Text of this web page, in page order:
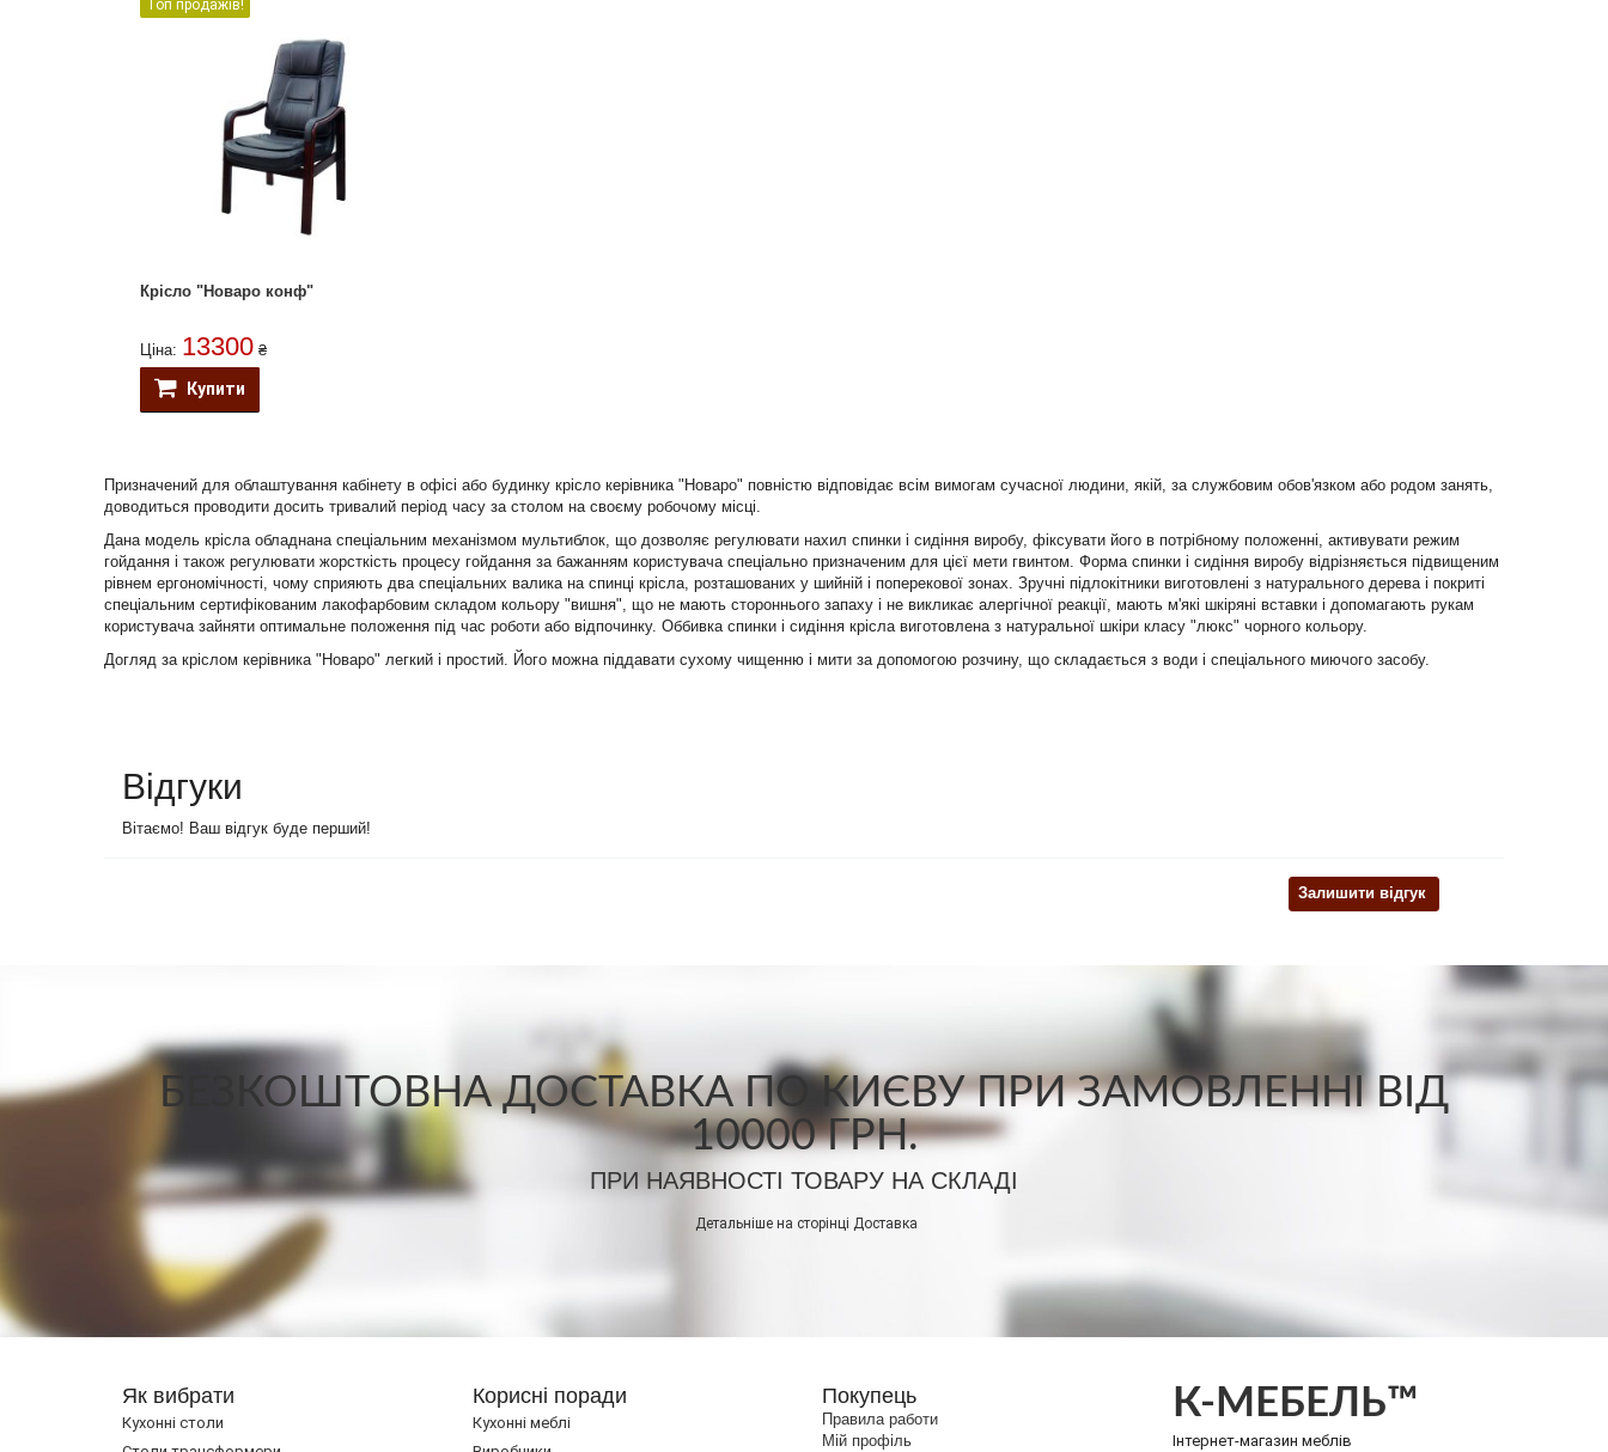
Топ продажів!
Крісло "Новаро конф"
Ціна: 13300 ₴
Купити
Призначений для облаштування кабінету в офісі або будинку крісло керівника "Новаро" повністю відповідає всім вимогам сучасної людини, якій, за службовим обов'язком або родом занять,
доводиться проводити досить тривалий період часу за столом на своєму робочому місці.
Дана модель крісла обладнана спеціальним механізмом мультиблок, що дозволяє регулювати нахил спинки і сидіння виробу, фіксувати його в потрібному положенні, активувати режим
гойдання і також регулювати жорсткість процесу гойдання за бажанням користувача спеціально призначеним для цієї мети гвинтом. Форма спинки і сидіння виробу відрізняється підвищеним
рівнем ергономічності, чому сприяють два спеціальних валика на спинці крісла, розташованих у шийній і поперекової зонах. Зручні підлокітники виготовлені з натурального дерева і покриті
спеціальним сертифікованим лакофарбовим складом кольору "вишня", що не мають стороннього запаху і не викликає алергічної реакції, мають м'які шкіряні вставки і допомагають рукам
користувача зайняти оптимальне положення під час роботи або відпочинку. Оббивка спинки і сидіння крісла виготовлена з натуральної шкіри класу "люкс" чорного кольору.
Догляд за кріслом керівника "Новаро" легкий і простий. Його можна піддавати сухому чищенню і мити за допомогою розчину, що складається з води і спеціального миючого засобу.
Відгуки
Вітаємо! Ваш відгук буде перший!
Залишити відгук
БЕЗКОШТОВНА ДОСТАВКА ПО КИЄВУ ПРИ ЗАМОВЛЕННІ ВІД
10000 ГРН.
ПРИ НАЯВНОСТІ ТОВАРУ НА СКЛАДІ
Детальніше на сторінці Доставка
Як вибрати
Кухонні столи
Корисні поради
Кухонні меблі
Покупець
Правила работи
Мій профіль
К-МЕБЕЛЬ™
Інтернет-магазин меблів